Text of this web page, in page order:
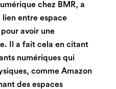
chez BMR, a
lien entre espace
avoir une
Il a fait cela en citant
numériques qui
comme Amazon
des espaces